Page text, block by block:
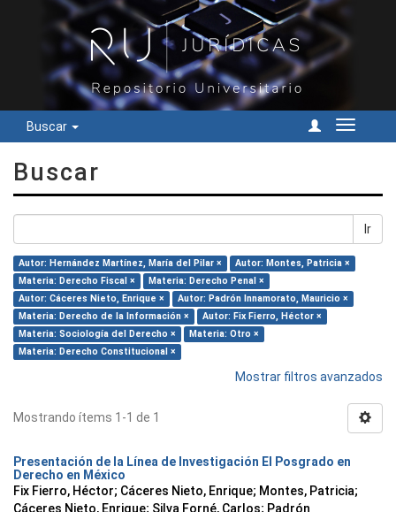
Buscar
Cambiar
Buscar
Ir
Autor: Hernández Martínez, María del Pilar ×
Autor: Montes, Patricia ×
Materia: Derecho Fiscal ×
Materia: Derecho Penal ×
Autor: Cáceres Nieto, Enrique ×
Autor: Padrón Innamorato, Mauricio ×
Materia: Derecho de la Información ×
Autor: Fix Fierro, Héctor ×
Materia: Sociología del Derecho ×
Materia: Otro ×
Materia: Derecho Constitucional ×
Mostrar filtros avanzados
Mostrando ítems 1-1 de 1
Presentación de la Línea de Investigación El Posgrado en
Derecho en México
Fix Fierro, Héctor; Cáceres Nieto, Enrique; Montes, Patricia;
Cáceres Nieto, Enrique; Silva Forné, Carlos; Padrón